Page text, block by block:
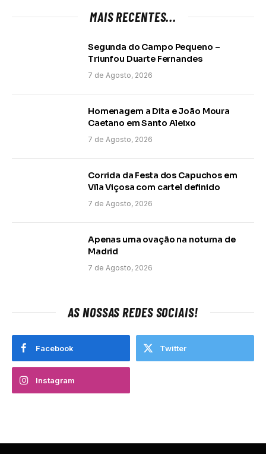
MAIS RECENTES...
Segunda do Campo Pequeno –
Triunfou Duarte Fernandes
7 de Agosto, 2026
Homenagem a Dita e João Moura
Caetano em Santo Aleixo
7 de Agosto, 2026
Corrida da Festa dos Capuchos em
Vila Viçosa com cartel definido
7 de Agosto, 2026
Apenas uma ovação na noturna de
Madrid
7 de Agosto, 2026
AS NOSSAS REDES SOCIAIS!
Facebook Twitter
Instagram